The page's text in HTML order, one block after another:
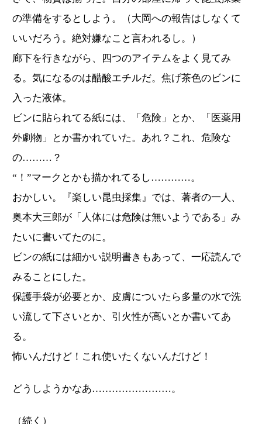
の準備をするとしよう。（大岡への報告はしなくて
いいだろう。絶対嫌なこと言われるし。）
廊下を行きながら、四つのアイテムをよく見てみ
る。気になるのは醋酸エチルだ。焦げ茶色のビンに
入った液体。
ビンに貼られてる紙には、「危険」とか、「医薬用
外劇物」とか書かれていた。あれ？これ、危険な
の………？
“！”マークとかも描かれてるし…………。
おかしい。『楽しい昆虫採集』では、著者の一人、
奥本大三郎が「人体には危険は無いようである」み
たいに書いてたのに。
ビンの紙には細かい説明書きもあって、一応読んで
みることにした。
保護手袋が必要とか、皮膚についたら多量の水で洗
い流して下さいとか、引火性が高いとか書いてあ
る。
怖いんだけど！これ使いたくないんだけど！
どうしようかなあ……………………。
（続く）